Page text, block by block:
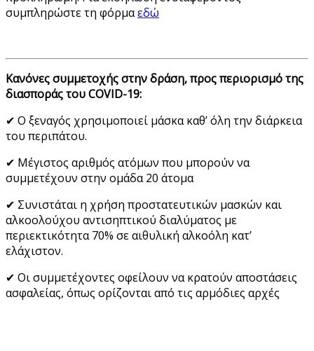
συμπληρώστε τη φόρμαεδώ
Κανόνες συμμετοχής στην δράση, προς περιορισμό της
διασποράς του COVID-19:
✔ Ο ξεναγός χρησιμοποιεί μάσκα καθ’ όλη την διάρκεια
του περιπάτου.
✔ Μέγιστος αριθμός ατόμων που μπορούν να
συμμετέχουν στην ομάδα 20 άτομα
✔ Συνιστάται η χρήση προστατευτικών μασκών και
αλκοολούχου αντισηπτικού διαλύματος με
περιεκτικότητα 70% σε αιθυλική αλκοόλη κατ’
ελάχιστον.
✔ Οι συμμετέχοντες οφείλουν να κρατούν αποστάσεις
ασφαλείας, όπως ορίζονται από τις αρμόδιες αρχές